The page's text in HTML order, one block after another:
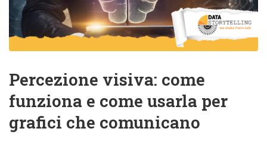
Percezione visiva: come
funziona e come usarla per
grafici che comunicano